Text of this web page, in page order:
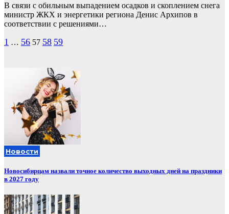
В связи с обильным выпадением осадков и скоплением снега
министр ЖКХ и энергетики региона Денис Архипов в
соответствии с решениями…
Пагинация
1 … 56 57 58 59
Новости
Новосибирцам назвали точное количество выходных дней на праздники
в 2027 году